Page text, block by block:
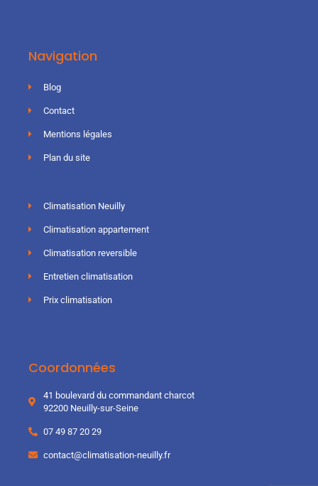
Navigation
Blog
Contact
Mentions légales
Plan du site
Climatisation Neuilly
Climatisation appartement
Climatisation reversible
Entretien climatisation
Prix climatisation
Coordonnées
41 boulevard du commandant charcot
92200 Neuilly-sur-Seine
07 49 87 20 29
contact@climatisation-neuilly.fr